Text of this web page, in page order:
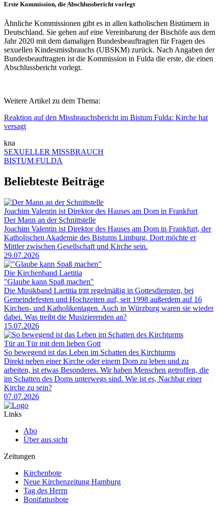
Erste Kommission, die Abschlussbericht vorlegt
Ähnliche Kommissionen gibt es in allen katholischen Bistümern in
Deutschland. Sie gehen auf eine Vereinbarung der Bischöfe aus dem
Jahr 2020 mit dem damaligen Bundesbeauftragten für Fragen des
sexuellen Kindesmissbrauchs (UBSKM) zurück. Nach Angaben der
Bundesbeauftragten ist die Kommission in Fulda die erste, die einen
Abschlussbericht vorlegt.
Weitere Artikel zu dem Thema:
Reaktion auf den Missbrauchsbericht im Bistum Fulda: Kirche hat
versagt
kna
SEXUELLER MISSBRAUCH
BISTUM FULDA
Beliebteste Beiträge
Joachim Valentin ist Direktor des Hauses am Dom in Frankfurt
Der Mann an der Schnittstelle
Joachim Valentin ist Direktor des Hauses am Dom in Frankfurt, der
Katholischen Akademie des Bistums Limburg. Dort möchte er
Mittler zwischen Gesellschaft und Kirche sein.
29.07.2026
Die Kirchenband Laetitia
"Glaube kann Spaß machen"
Die Musikband Laetitia tritt regelmäßig in Gottesdiensten, bei
Gemeindefesten und Hochzeiten auf, seit 1998 außerdem auf 16
Kirchen- und Katholikentagen. Auch in Würzburg waren sie wieder
dabei. Was treibt die Musizierenden an?
15.07.2026
Tür an Tür mit dem lieben Gott
So bewegend ist das Leben im Schatten des Kirchturms
Direkt neben einer Kirche oder einem Dom zu leben und zu
arbeiten, ist etwas Besonderes. Wir haben Menschen getroffen, die
im Schatten des Doms unterwegs sind. Wie ist es, Nachbar einer
Kirche zu sein?
07.07.2026
Links
Abo
Über aus.sicht
Zeitungen
Kirchenbote
Neue Kirchenzeitung Hamburg
Tag des Herrn
Bonifatiusbote